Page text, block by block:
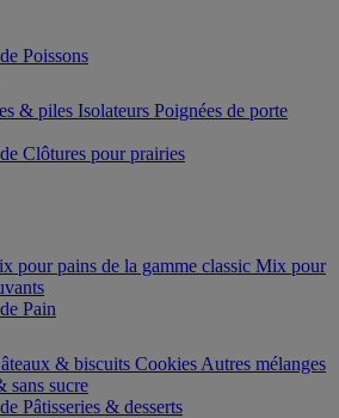
Poissons
& piles Isolateurs Poignées de porte
Clôtures pour prairies
pour pains de la gamme classic Mix pour
Pain
& biscuits Cookies Autres mélanges
sans sucre
Pâtisseries & desserts